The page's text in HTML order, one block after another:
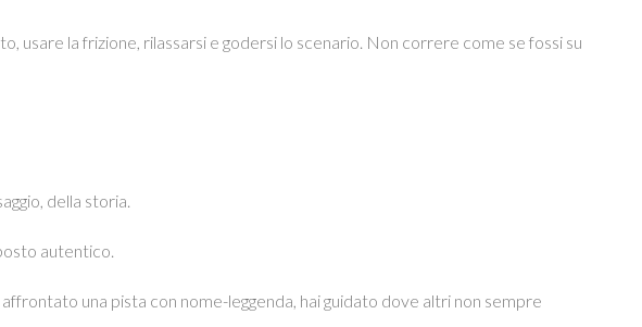
usare la frizione, rilassarsi e godersi lo scenario. Non correre come se fossi su
della storia.
autentico.
una pista con nome-leggenda, hai guidato dove altri non sempre